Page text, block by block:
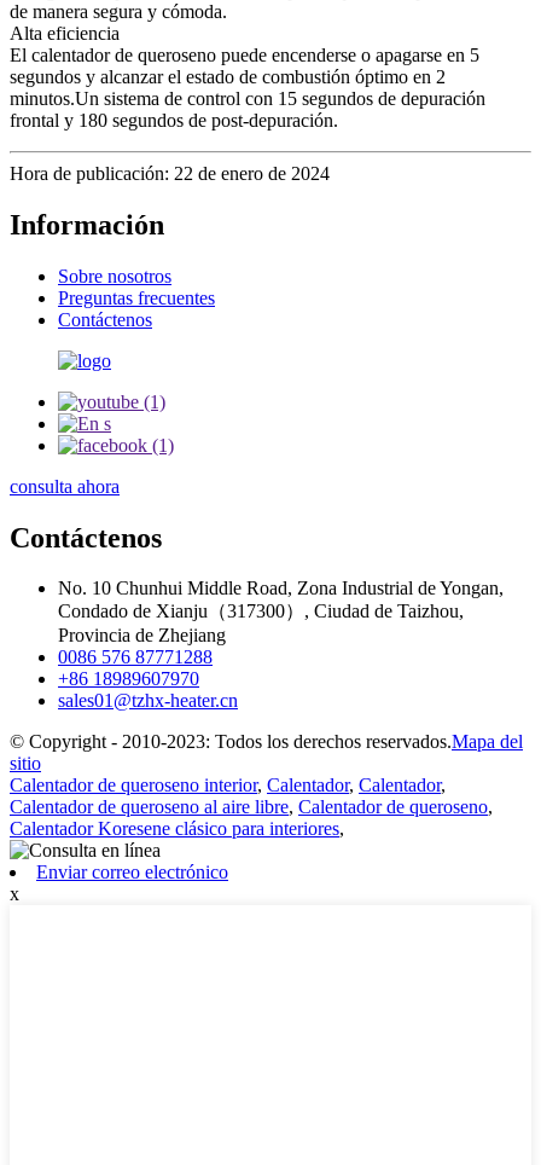
de manera segura y cómoda.
Alta eficiencia
El calentador de queroseno puede encenderse o apagarse en 5
segundos y alcanzar el estado de combustión óptimo en 2
minutos.Un sistema de control con 15 segundos de depuración
frontal y 180 segundos de post-depuración.
Hora de publicación: 22 de enero de 2024
Información
Sobre nosotros
Preguntas frecuentes
Contáctenos
consulta ahora
Contáctenos
No. 10 Chunhui Middle Road, Zona Industrial de Yongan,
Condado de Xianju（317300）, Ciudad de Taizhou,
Provincia de Zhejiang
0086 576 87771288
+86 18989607970
sales01@tzhx-heater.cn
© Copyright - 2010-2023: Todos los derechos reservados.Mapa del
sitio
Calentador de queroseno interior, Calentador, Calentador,
Calentador de queroseno al aire libre, Calentador de queroseno,
Calentador Koresene clásico para interiores,
Enviar correo electrónico
x